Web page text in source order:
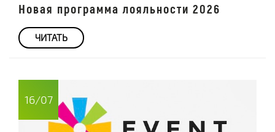
Новая программа лояльности 2026
ЧИТАТЬ
16/07